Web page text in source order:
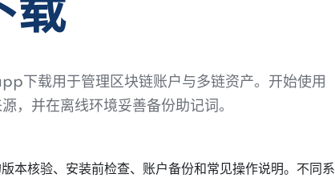
载
下载用于管理区块链账户与多链资产。开始使用
，并在离线环境妥善备份助记词。
本核验、安装前检查、账户备份和常见操作说明。不同系